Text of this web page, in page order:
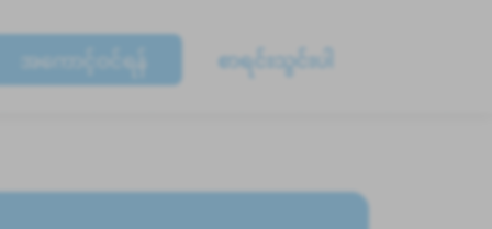
အကောင့်ဝင်ရန် စာရင်းသွင်းပါ